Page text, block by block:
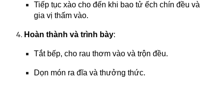
Tiếp tục xào cho đến khi bao tử ếch chín đều và
gia vị thấm vào.
Hoàn thành và trình bày:
Tắt bếp, cho rau thơm vào và trộn đều.
Dọn món ra đĩa và thưởng thức.